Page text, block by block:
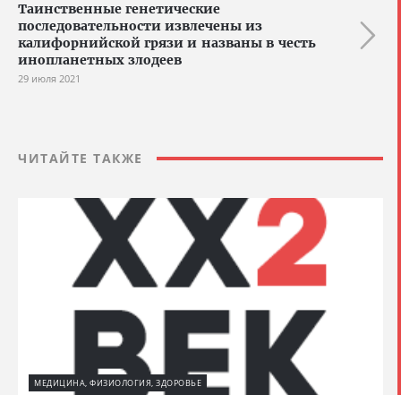
Таинственные генетические
последовательности извлечены из
калифорнийской грязи и названы в честь
инопланетных злодеев
29 июля 2021
ЧИТАЙТЕ ТАКЖЕ
МЕДИЦИНА, ФИЗИОЛОГИЯ, ЗДОРОВЬЕ